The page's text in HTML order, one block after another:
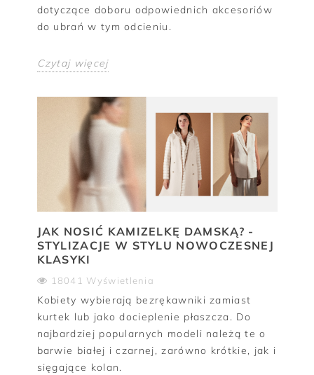
dotyczące doboru odpowiednich akcesoriów
do ubrań w tym odcieniu.
Czytaj więcej
JAK NOSIĆ KAMIZELKĘ DAMSKĄ? -
STYLIZACJE W STYLU NOWOCZESNEJ
KLASYKI
18041 Wyświetlenia
Kobiety wybierają bezrękawniki zamiast
kurtek lub jako docieplenie płaszcza. Do
najbardziej popularnych modeli należą te o
barwie białej i czarnej, zarówno krótkie, jak i
sięgające kolan.